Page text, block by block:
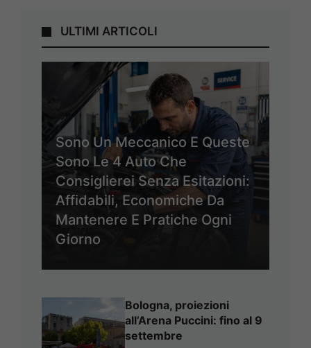
ULTIMI ARTICOLI
Sono Un Meccanico E Queste
Sono Le 4 Auto Che
Consiglierei Senza Esitazioni:
Affidabili, Economiche Da
Mantenere E Pratiche Ogni
Giorno
Bologna, proiezioni
all’Arena Puccini: fino al 9
settembre